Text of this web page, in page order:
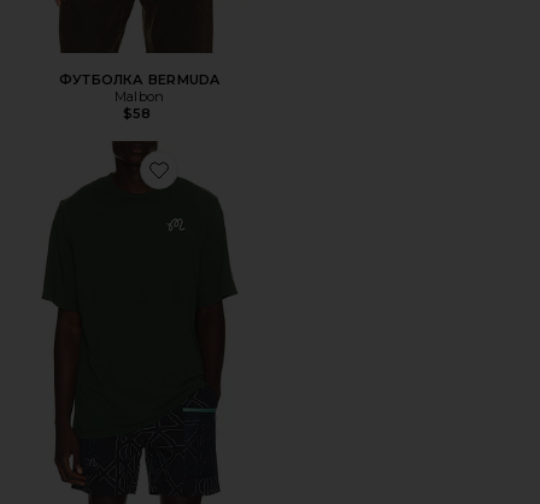
ФУТБОЛКА BERMUDA
Malbon
$58
Favorite ФУТБОЛКА BERMUDA LURES